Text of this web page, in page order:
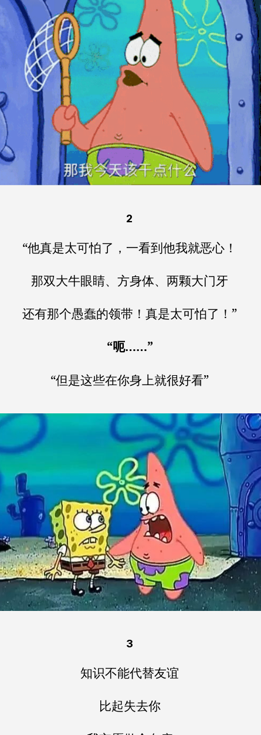
2
“他真是太可怕了，一看到他我就恶心！
那双大牛眼睛、方身体、两颗大门牙
还有那个愚蠢的领带！真是太可怕了！”
“呃……”
“但是这些在你身上就很好看”
3
知识不能代替友谊
比起失去你